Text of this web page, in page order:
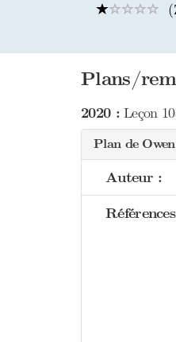
Plans/
2020 :Leçon
Plan de Owen
Auteur :